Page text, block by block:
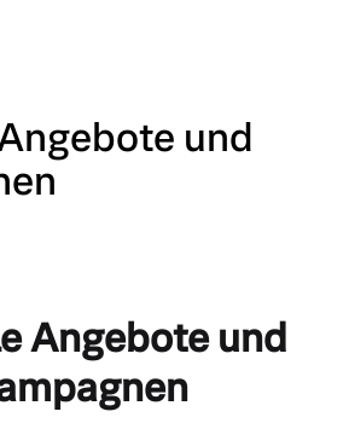
Auto
und
Angebote und